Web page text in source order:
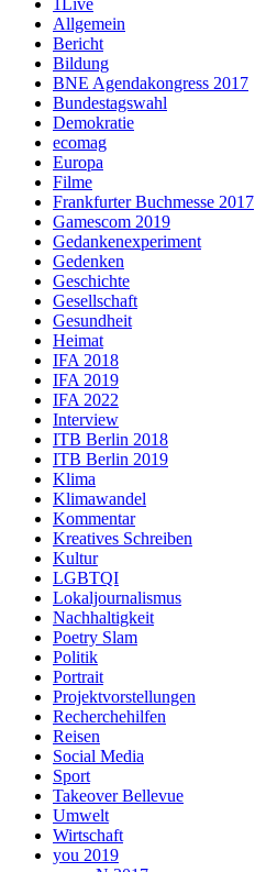
Allgemein
Bericht
Bildung
BNE Agendakongress 2017
Bundestagswahl
Demokratie
ecomag
Europa
Filme
Frankfurter Buchmesse 2017
Gamescom 2019
Gedankenexperiment
Gedenken
Geschichte
Gesellschaft
Gesundheit
Heimat
IFA 2018
IFA 2019
IFA 2022
Interview
ITB Berlin 2018
ITB Berlin 2019
Klima
Klimawandel
Kommentar
Kreatives Schreiben
Kultur
LGBTQI
Lokaljournalismus
Nachhaltigkeit
Poetry Slam
Politik
Portrait
Projektvorstellungen
Recherchehilfen
Reisen
Social Media
Sport
Takeover Bellevue
Umwelt
Wirtschaft
you 2019